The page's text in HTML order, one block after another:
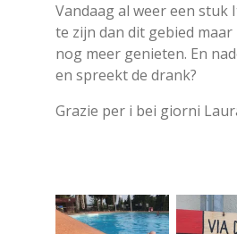
Vandaag al weer een
te zijn dan dit gebied
nog meer genieten. En
en spreekt de drank?
Grazie per i bei giorni